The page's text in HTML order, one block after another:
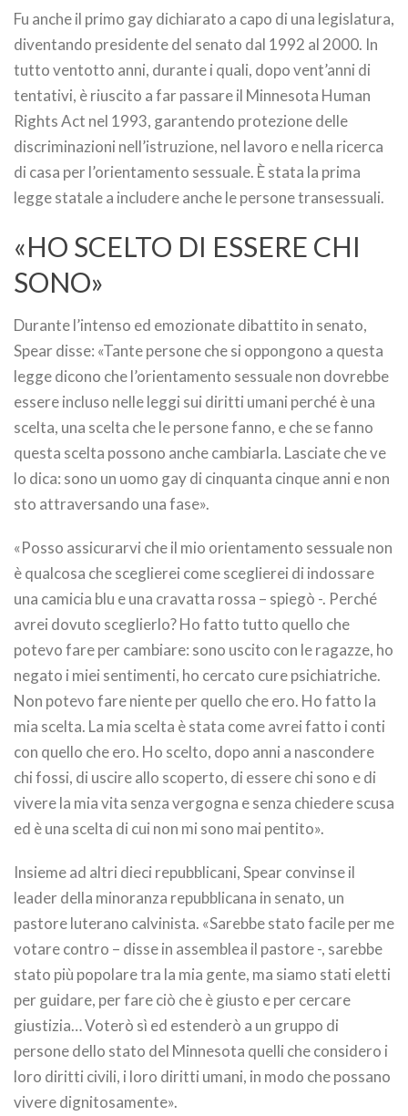
Fu anche il primo gay dichiarato a capo di una legislatura,
diventando presidente del senato dal 1992 al 2000. In
tutto ventotto anni, durante i quali, dopo vent’anni di
tentativi, è riuscito a far passare il Minnesota Human
Rights Act nel 1993, garantendo protezione delle
discriminazioni nell’istruzione, nel lavoro e nella ricerca
di casa per l’orientamento sessuale. È stata la prima
legge statale a includere anche le persone transessuali.
«HO SCELTO DI ESSERE CHI
SONO»
Durante l’intenso ed emozionate dibattito in senato,
Spear disse: «Tante persone che si oppongono a questa
legge dicono che l’orientamento sessuale non dovrebbe
essere incluso nelle leggi sui diritti umani perché è una
scelta, una scelta che le persone fanno, e che se fanno
questa scelta possono anche cambiarla. Lasciate che ve
lo dica: sono un uomo gay di cinquanta cinque anni e non
sto attraversando una fase».
«Posso assicurarvi che il mio orientamento sessuale non
è qualcosa che sceglierei come sceglierei di indossare
una camicia blu e una cravatta rossa – spiegò -. Perché
avrei dovuto sceglierlo? Ho fatto tutto quello che
potevo fare per cambiare: sono uscito con le ragazze, ho
negato i miei sentimenti, ho cercato cure psichiatriche.
Non potevo fare niente per quello che ero. Ho fatto la
mia scelta. La mia scelta è stata come avrei fatto i conti
con quello che ero. Ho scelto, dopo anni a nascondere
chi fossi, di uscire allo scoperto, di essere chi sono e di
vivere la mia vita senza vergogna e senza chiedere scusa
ed è una scelta di cui non mi sono mai pentito».
Insieme ad altri dieci repubblicani, Spear convinse il
leader della minoranza repubblicana in senato, un
pastore luterano calvinista. «Sarebbe stato facile per me
votare contro – disse in assemblea il pastore -, sarebbe
stato più popolare tra la mia gente, ma siamo stati eletti
per guidare, per fare ciò che è giusto e per cercare
giustizia… Voterò sì ed estenderò a un gruppo di
persone dello stato del Minnesota quelli che considero i
loro diritti civili, i loro diritti umani, in modo che possano
vivere dignitosamente».